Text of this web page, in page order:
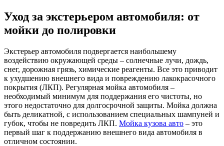
Уход за экстерьером автомобиля: от
мойки до полировки
Экстерьер автомобиля подвергается наибольшему
воздействию окружающей среды – солнечные лучи, дождь,
снег, дорожная грязь, химические реагенты. Все это приводит
к ухудшению внешнего вида и повреждению лакокрасочного
покрытия (ЛКП). Регулярная мойка автомобиля –
необходимый минимум для поддержания его чистоты, но
этого недостаточно для долгосрочной защиты. Мойка должна
быть деликатной, с использованием специальных шампуней и
губок, чтобы не повредить ЛКП. Мойка кузова авто – это
первый шаг к поддержанию внешнего вида автомобиля в
отличном состоянии.